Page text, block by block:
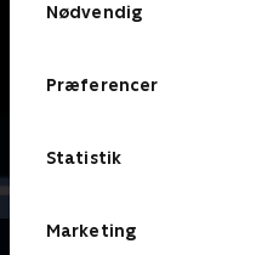
Nødvendig
Præferencer
Statistik
Marketing